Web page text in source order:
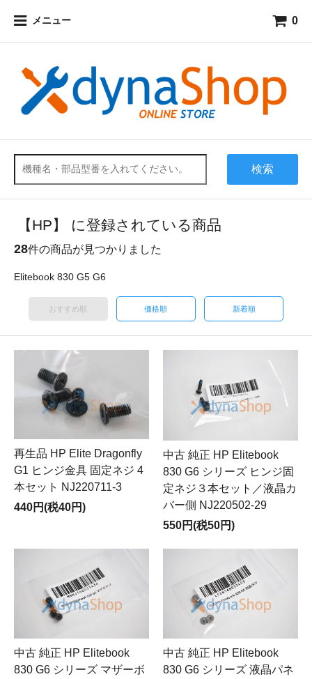
メニュー 0
検索
【HP】 に登録されている商品
28件の商品が見つかりました
Elitebook 830 G5 G6
おすすめ順 価格順 新着順
再生品 HP Elite Dragonfly
G1 ヒンジ金具 固定ネジ 4
本セット NJ220711-3
440円(税40円)
中古 純正 HP Elitebook
830 G6 シリーズ ヒンジ固
定ネジ３本セット／液晶カ
バー側 NJ220502-29
550円(税50円)
中古 純正 HP Elitebook
830 G6 シリーズ マザーボ
中古 純正 HP Elitebook
830 G6 シリーズ 液晶パネ